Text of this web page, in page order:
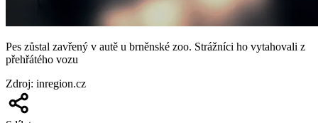
Pes zůstal zavřený v autě u brněnské zoo. Strážníci ho vytahovali z
přehřátého vozu
Zdroj: inregion.cz